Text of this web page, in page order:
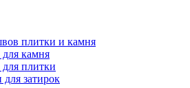
плитки и камня
для камня
для плитки
для затирок